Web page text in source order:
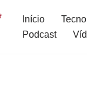
Início
Podcast